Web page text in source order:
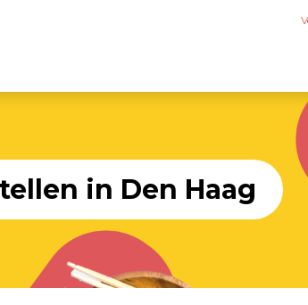
in Den Haag